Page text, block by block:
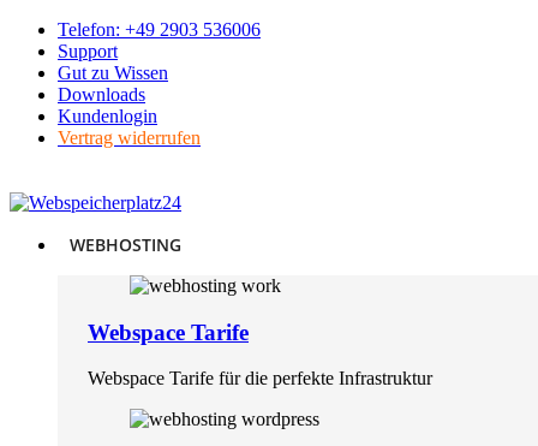
Skip
content
Telefon: +49 2903 536006
Support
Gut zu Wissen
Downloads
Kundenlogin
Vertrag widerrufen
WEBHOSTING
Webspace Tarife
Webspace Tarife für die perfekte Infrastruktur